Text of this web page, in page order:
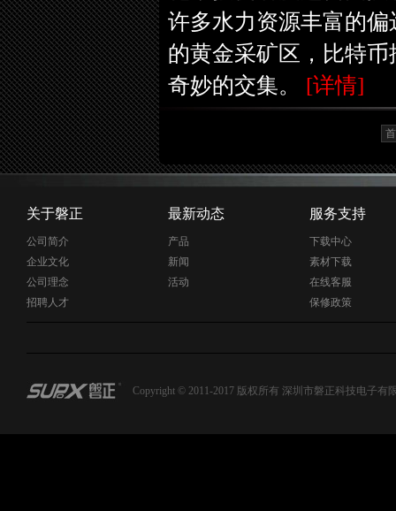
许多水力资源丰富的
的黄金采矿区，比特
奇妙的交集。
[详情]
关于磐正
公司简介
企业文化
公司理念
招聘人才
最新动态
产品
新闻
活动
服务支持
下载中心
素材下载
在线客服
保修政策
Copyright © 2011-2017 版权所有 深圳市磐正科技电子有